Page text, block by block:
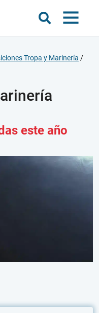
Tropa y Marinería /
este año